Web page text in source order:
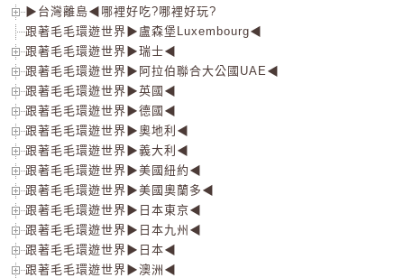
▶台灣離島◀哪裡好吃?哪裡好玩?
跟著毛毛環遊世界▶盧森堡Luxembourg◀
跟著毛毛環遊世界▶瑞士◀
跟著毛毛環遊世界▶阿拉伯聯合大公國UAE◀
跟著毛毛環遊世界▶英國◀
跟著毛毛環遊世界▶德國◀
跟著毛毛環遊世界▶奧地利◀
跟著毛毛環遊世界▶義大利◀
跟著毛毛環遊世界▶美國紐約◀
跟著毛毛環遊世界▶美國奧蘭多◀
跟著毛毛環遊世界▶日本東京◀
跟著毛毛環遊世界▶日本九州◀
跟著毛毛環遊世界▶日本◀
跟著毛毛環遊世界▶澳洲◀